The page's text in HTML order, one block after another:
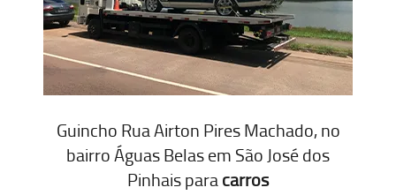
Guincho Rua Airton Pires Machado, no
bairro Águas Belas em São José dos
Pinhais paracarros